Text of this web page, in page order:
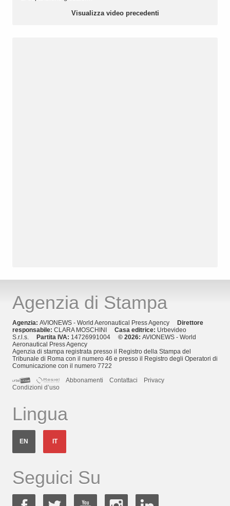
Visualizza video precedenti
Agenzia di Stampa
Agenzia: AVIONEWS - World Aeronautical Press Agency Direttore
responsabile: CLARA MOSCHINI Casa editrice: Urbevideo
S.r.l.s. Partita IVA: 14726991004 © 2026: AVIONEWS - World
Aeronautical Press Agency
Agenzia di stampa registrata presso il Registro della Stampa del
Tribunale di Roma con il numero 46 e presso il Registro degli Operatori di
Comunicazione con il numero 7722
Abbonamenti
Contattaci
Privacy
Condizioni d’uso
Lingua
EN IT
Seguici Su